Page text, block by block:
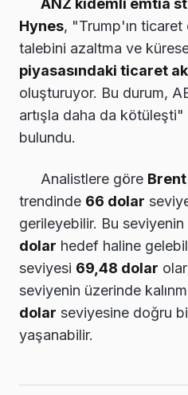
ANZ kıdemli emtia
Hynes, "Trump'ın ticaret
talebini azaltma ve
piyasasındaki ticaret
oluşturuyor. Bu durum,
artışla daha da
bulundu.
Analistlere göre
trendinde 66 dolar
gerileyebilir. Bu seviyenin
dolar hedef haline
seviyesi 69,48 dolar
seviyenin üzerinde
dolar seviyesine doğru
yaşanabilir.